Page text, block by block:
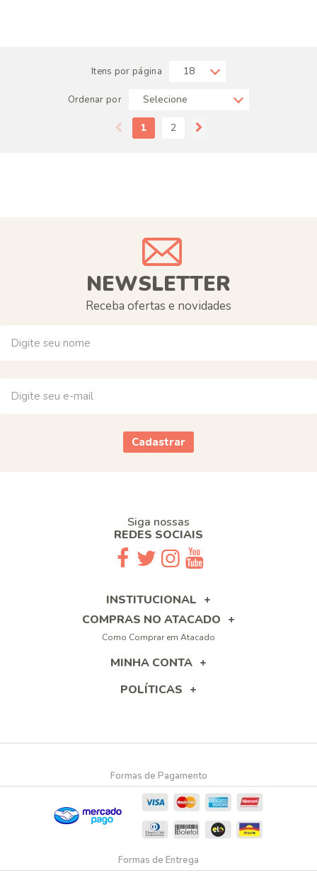
Itens por página
Ordenar por
1 2
NEWSLETTER
Receba ofertas e novidades
Cadastrar
Siga nossas
REDES SOCIAIS
INSTITUCIONAL
COMPRAS NO ATACADO
Como Comprar em Atacado
MINHA CONTA
POLÍTICAS
Formas de Pagamento
Formas de Entrega